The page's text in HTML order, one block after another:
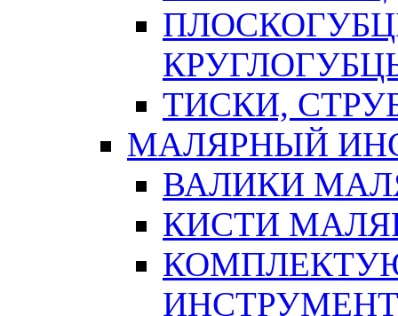
ТИСКИ,
МАЛЯРНЫЙ
ВАЛИКИ
КИСТИ